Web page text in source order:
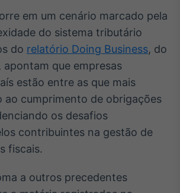
IA
Em breve
BroadFast
Em breve
em um cenário marcado pela
do sistema tributário
do relatório Doing Business, do
apontam que empresas
estão entre as que mais
ao cumprimento de obrigações
os desafios
contribuintes na gestão de
fiscais.
a outros precedentes